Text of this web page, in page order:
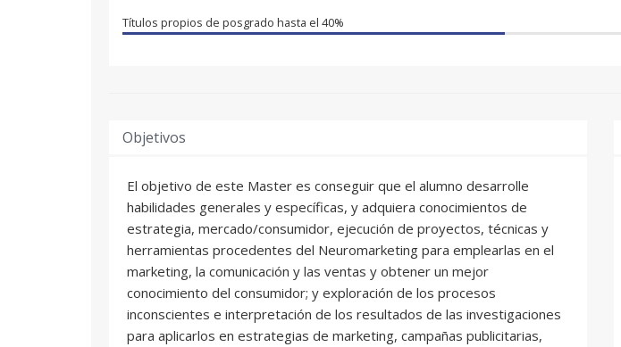
Títulos propios de posgrado hasta el 40%
Objetivos
El objetivo de este Master es conseguir que el alumno desarrolle
habilidades generales y específicas, y adquiera conocimientos de
estrategia, mercado/consumidor, ejecución de proyectos, técnicas y
herramientas procedentes del Neuromarketing para emplearlas en el
marketing, la comunicación y las ventas y obtener un mejor
conocimiento del consumidor; y exploración de los procesos
inconscientes e interpretación de los resultados de las investigaciones
para aplicarlos en estrategias de marketing, campañas publicitarias,